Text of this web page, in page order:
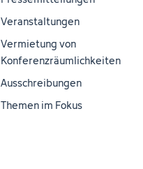
Veranstaltungen
Vermietung von
Konferenzräumlichkeiten
Ausschreibungen
Themen im Fokus